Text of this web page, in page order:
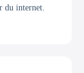
du internet.